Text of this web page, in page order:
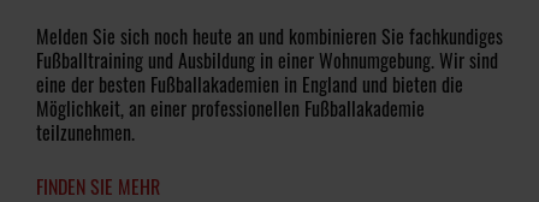
Melden Sie sich noch heute an und kombinieren Sie fachkundiges
Fußballtraining und Ausbildung in einer Wohnumgebung. Wir sind
eine der besten Fußballakademien in England und bieten die
Möglichkeit, an einer professionellen Fußballakademie
teilzunehmen.
FINDEN SIE MEHR